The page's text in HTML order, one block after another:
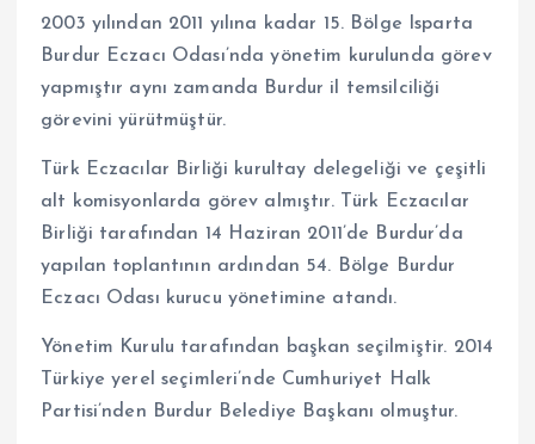
2003 yılından 2011 yılına kadar 15. Bölge Isparta
Burdur Eczacı Odası’nda yönetim kurulunda görev
yapmıştır aynı zamanda Burdur il temsilciliği
görevini yürütmüştür.
Türk Eczacılar Birliği kurultay delegeliği ve çeşitli
alt komisyonlarda görev almıştır. Türk Eczacılar
Birliği tarafından 14 Haziran 2011’de Burdur’da
yapılan toplantının ardından 54. Bölge Burdur
Eczacı Odası kurucu yönetimine atandı.
Yönetim Kurulu tarafından başkan seçilmiştir. 2014
Türkiye yerel seçimleri’nde Cumhuriyet Halk
Partisi’nden Burdur Belediye Başkanı olmuştur.